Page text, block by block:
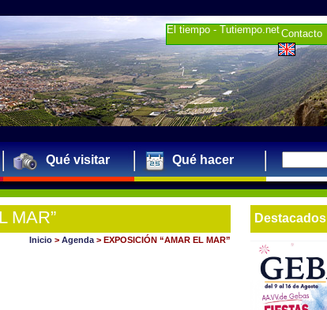
El tiempo - Tutiempo.netContacto
Qué visitar Qué hacer
Destacados
MAR”
Inicio > Agenda > EXPOSICIÓN “AMAR EL MAR”